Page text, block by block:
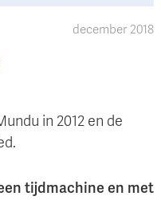
december 2018
in 2012 en de
tijdmachine en met